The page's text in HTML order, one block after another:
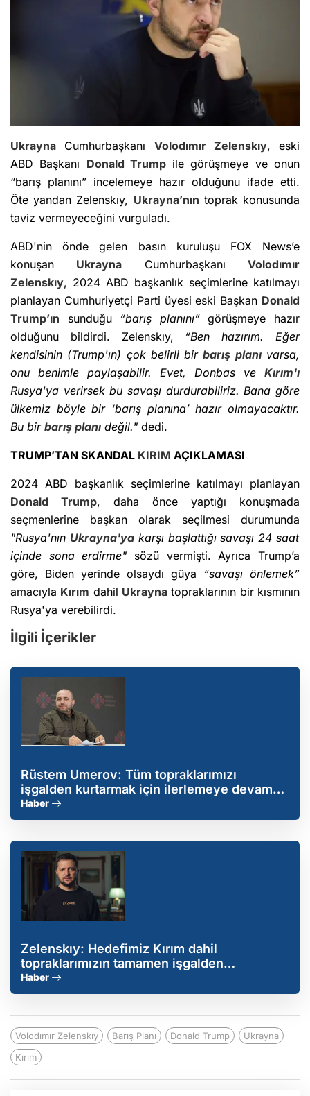
Ukrayna Cumhurbaşkanı Volodımır Zelenskıy, eski
ABD Başkanı Donald Trumpile görüşmeye ve onun
“barış planını” incelemeye hazır olduğunu ifade etti.
Öte yandan Zelenskıy, Ukrayna’nın toprak konusunda
taviz vermeyeceğini vurguladı.
ABD'nin önde gelen basın kuruluşu FOX News’e
konuşan Ukrayna CumhurbaşkanıVolodımır
Zelenskıy, 2024 ABD başkanlık seçimlerine katılmayı
planlayan Cumhuriyetçi Parti üyesi eski Başkan Donald
Trump’ın sunduğu“barış planını”görüşmeye hazır
olduğunu bildirdi. Zelenskıy, “Ben hazırım. Eğer
kendisinin (Trump'ın) çok belirli birbarış planıvarsa,
onu benimle paylaşabilir. Evet, Donbas ve Kırım'ı
Rusya'ya verirsek bu savaşı durdurabiliriz. Bana göre
ülkemiz böyle bir ‘barış planına’ hazır olmayacaktır.
Bu bir barış planı değil." dedi.
TRUMP’TAN SKANDAL KIRIM AÇIKLAMASI
2024 ABD başkanlık seçimlerine katılmayı planlayan
Donald Trump, daha önce yaptığı konuşmada
seçmenlerine başkan olarak seçilmesi durumunda
"Rusya'nın Ukrayna'yakarşı başlattığı savaşı 24 saat
içinde sona erdirme" sözü vermişti. Ayrıca Trump’a
göre, Biden yerinde olsaydı güya “savaşı önlemek”
amacıyla Kırım dahil Ukrayna topraklarının bir kısmının
Rusya'ya verebilirdi.
İlgili İçerikler
Rüstem Umerov: Tüm topraklarımızı
işgalden kurtarmak için ilerlemeye devam
ediyoruz
Haber
Zelenskıy: Hedefimiz Kırım dahil
topraklarımızın tamamen işgalden
kurtarılmasıdır
Haber
Volodımır Zelenskıy Barış Planı Donald Trump
Ukrayna
Kırım